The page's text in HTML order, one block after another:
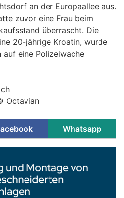
an der Europaallee aus.
zuvor eine Frau beim
überrascht. Die
20-jährige Kroatin, wurde
eine Polizeiwache
Octavian
Whatsapp